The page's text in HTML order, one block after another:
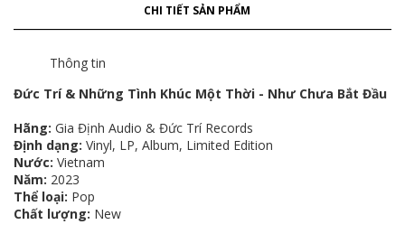
CHI TIẾT SẢN PHẨM
Thông tin
Đức Trí & Những Tình Khúc Một Thời - Như Chưa Bắt Đầu
Hãng: Gia Định Audio & Đức Trí Records
Định dạng: Vinyl, LP, Album, Limited Edition
Nước: Vietnam
Năm: 2023
Thể loại: Pop
Chất lượng: New